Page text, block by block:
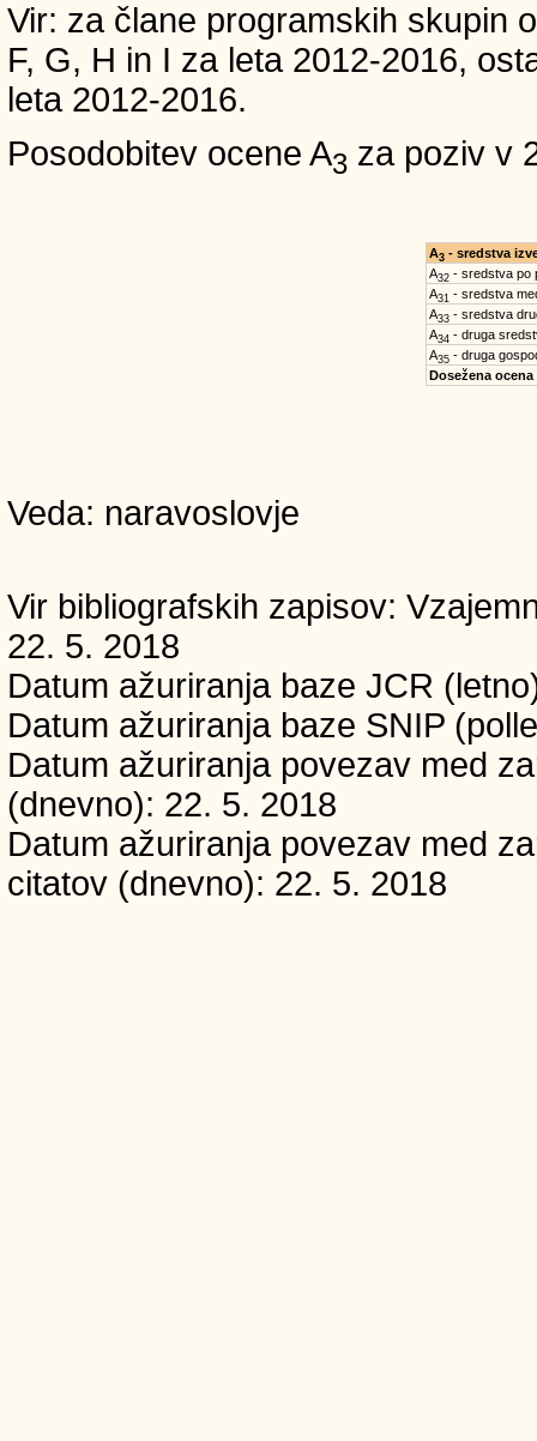
Vir: za člane programskih skupin
F, G, H in I za leta 2012-2016,
leta 2012-2016.
Posodobitev ocene A3 za poziv v
A3- sredstva
A32- sredstva po
A31 - sredstva
A33- sredstva
A34 - druga
A35- druga
Dosežena ocena
Veda: naravoslovje
Vir bibliografskih zapisov:
22. 5. 2018
Datum ažuriranja baze JCR
Datum ažuriranja baze SNIP
Datum ažuriranja povezav med
(dnevno): 22. 5. 2018
Datum ažuriranja povezav med
citatov (dnevno): 22. 5. 2018